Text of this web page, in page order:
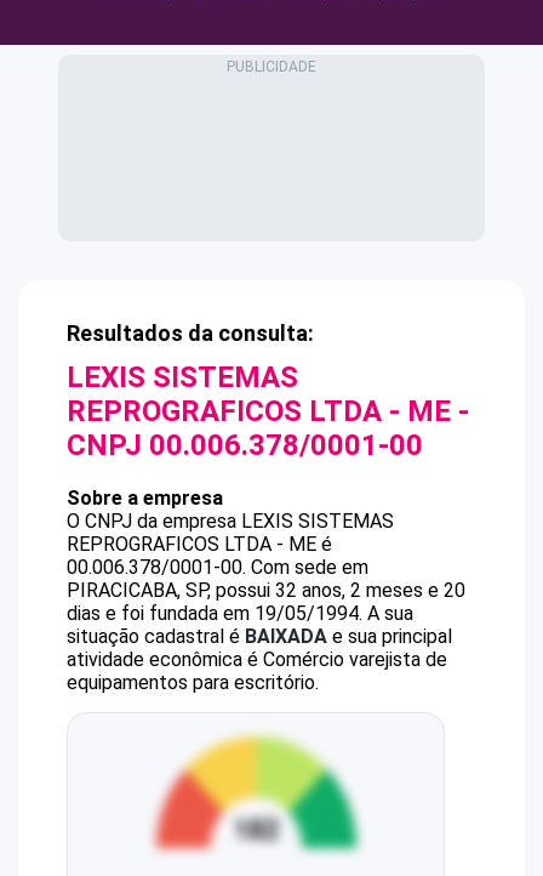
Resultados da consulta:
LEXIS SISTEMAS
REPROGRAFICOS LTDA - ME -
CNPJ 00.006.378/0001-00
Sobre a empresa
O CNPJ da empresa LEXIS SISTEMAS
REPROGRAFICOS LTDA - ME é
00.006.378/0001-00. Com sede em
PIRACICABA, SP, possui 32 anos, 2 meses e 20
dias e foi fundada em 19/05/1994. A sua
situação cadastral é BAIXADA e sua principal
atividade econômica é Comércio varejista de
equipamentos para escritório.